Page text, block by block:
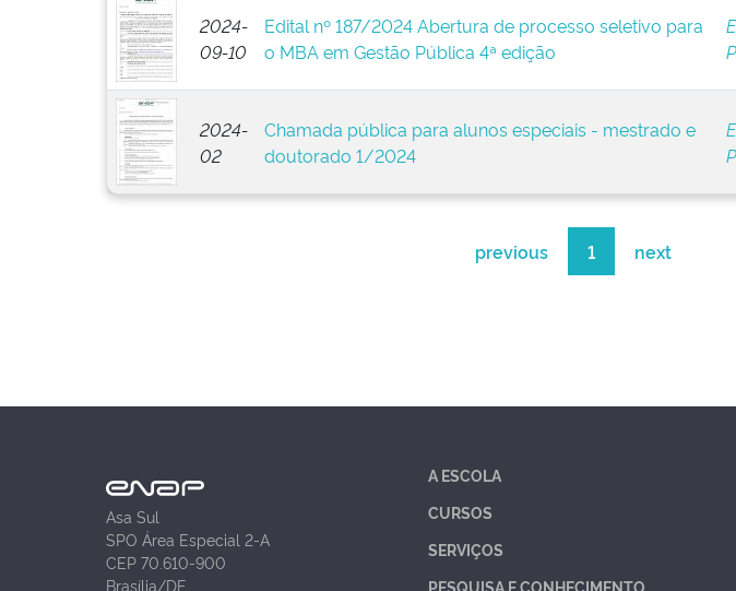
2024-
09-10
Edital nº 187/2024 Abertura de processo seletivo para
o MBA em Gestão Pública 4ª edição
2024-
02
Chamada pública para alunos especiais - mestrado e
doutorado 1/2024
previous 1 next
Asa Sul
SPO Área Especial 2-A
CEP 70.610-900
Brasília/DF
A ESCOLA
CURSOS
SERVIÇOS
PESQUISA E CONHECIMENTO